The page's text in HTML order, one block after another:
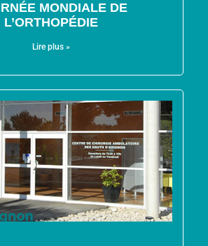
MONDIALE DE
L’ORTHOPÉDIE
Lire plus »